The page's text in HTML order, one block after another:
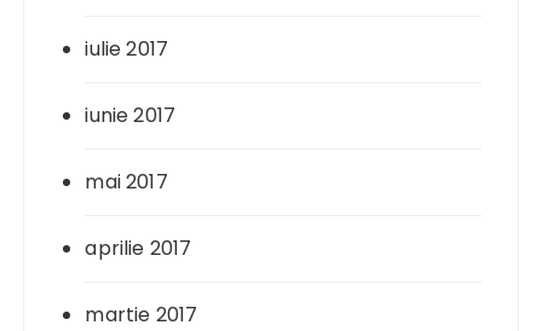
iulie 2017
iunie 2017
mai 2017
aprilie 2017
martie 2017